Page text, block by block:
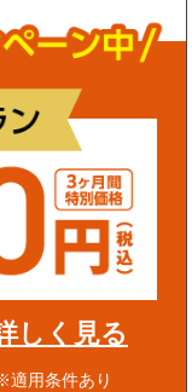
しく見る
用条件あり